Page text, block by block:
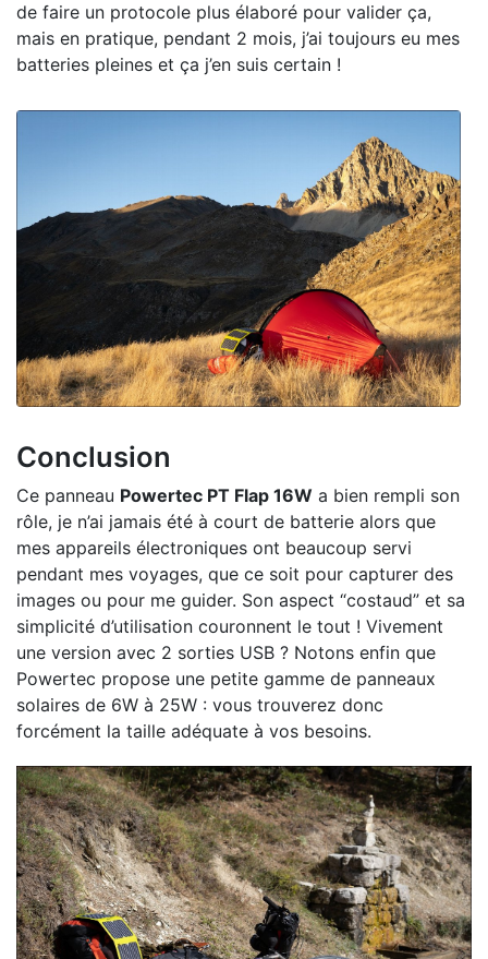
de faire un protocole plus élaboré pour valider ça,
mais en pratique, pendant 2 mois, j’ai toujours eu mes
batteries pleines et ça j’en suis certain !
Conclusion
Ce panneau Powertec PT Flap 16W a bien rempli son
rôle, je n’ai jamais été à court de batterie alors que
mes appareils électroniques ont beaucoup servi
pendant mes voyages, que ce soit pour capturer des
images ou pour me guider. Son aspect “costaud” et sa
simplicité d’utilisation couronnent le tout ! Vivement
une version avec 2 sorties USB ? Notons enfin que
Powertec propose une petite gamme de panneaux
solaires de 6W à 25W : vous trouverez donc
forcément la taille adéquate à vos besoins.